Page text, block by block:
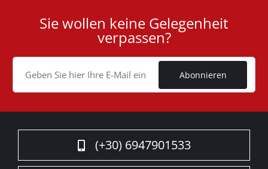
Cookie
Sie wollen keine Gelegenheit
verpassen?
Abonnieren
(+30) 6947901533